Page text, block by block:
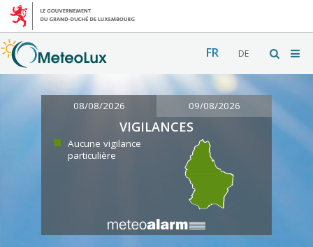
FR DE
08/08/2026 09/08/2026
VIGILANCES
Aucune vigilance
particulière